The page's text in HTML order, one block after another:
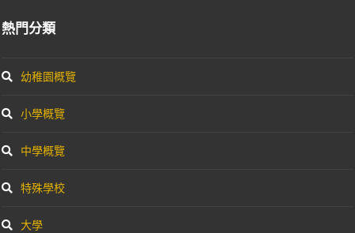
熱門分類
幼稚園概覽
小學概覽
中學概覽
特殊學校
大學